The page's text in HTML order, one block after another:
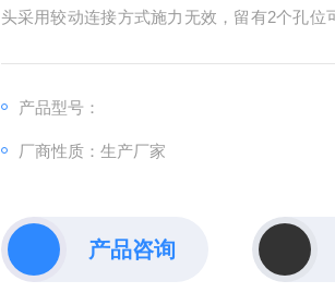
头采用较动连接方式施力无效，留有2个孔
产品型号：
厂商性质：生产厂家
产品咨询